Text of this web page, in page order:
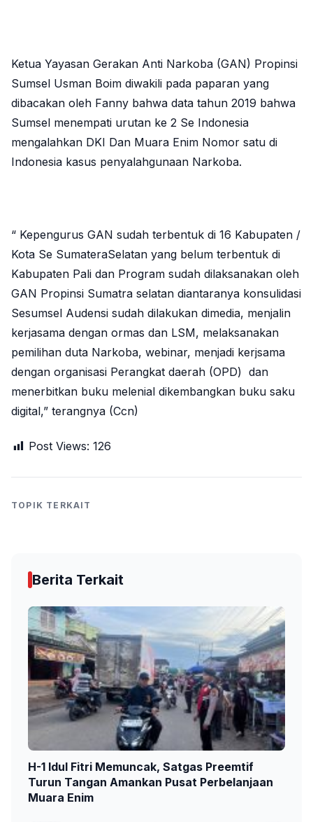
Ketua Yayasan Gerakan Anti Narkoba (GAN) Propinsi
Sumsel Usman Boim diwakili pada paparan yang
dibacakan oleh Fanny bahwa data tahun 2019 bahwa
Sumsel menempati urutan ke 2 Se Indonesia
mengalahkan DKI Dan Muara Enim Nomor satu di
Indonesia kasus penyalahgunaan Narkoba.
“ Kepengurus GAN sudah terbentuk di 16 Kabupaten /
Kota Se SumateraSelatan yang belum terbentuk di
Kabupaten Pali dan Program sudah dilaksanakan oleh
GAN Propinsi Sumatra selatan diantaranya konsulidasi
Sesumsel Audensi sudah dilakukan dimedia, menjalin
kerjasama dengan ormas dan LSM, melaksanakan
pemilihan duta Narkoba, webinar, menjadi kerjsama
dengan organisasi Perangkat daerah (OPD) dan
menerbitkan buku melenial dikembangkan buku saku
digital,” terangnya (Ccn)
Post Views: 126
TOPIK TERKAIT
Berita Terkait
H-1 Idul Fitri Memuncak, Satgas Preemtif
Turun Tangan Amankan Pusat Perbelanjaan
Muara Enim